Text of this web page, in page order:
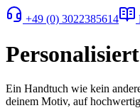
+49 (0) 3022385614
Ein Handtuch wie kein
deinem Motiv, auf